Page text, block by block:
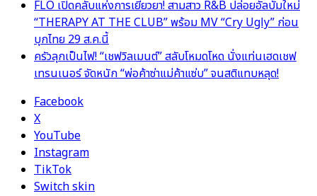
FLO เปิดคลับแห่งการเยียวยา! สามสาว R&B ปล่อยอัลบั้มใหม่
“THERAPY AT THE CLUB” พร้อม MV “Cry Ugly” ก่อน
บุกไทย 29 ส.ค.นี้
ครัวลุกเป็นไฟ! “เชฟวิลเมนต์” สลับโหมดโหด นั่งแท่นเฮดเชฟ
เทรนเนอร์ จัดหนัก “พ่อค้าซ่าแม่ค้าแซ่บ” จนสติแทบหลุด!
Facebook
X
YouTube
Instagram
TikTok
Switch skin